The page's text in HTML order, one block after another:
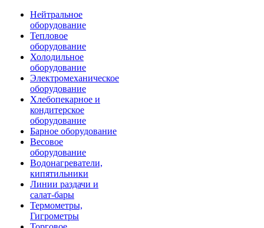
Нейтральное
оборудование
Тепловое
оборудование
Холодильное
оборудование
Электромеханическое
оборудование
Хлебопекарное и
кондитерское
оборудование
Барное оборудование
Весовое
оборудование
Водонагреватели,
кипятильники
Линии раздачи и
салат-бары
Термометры,
Гигрометры